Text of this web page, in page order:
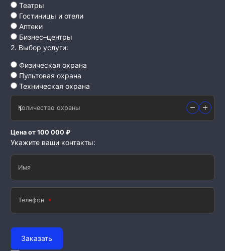
Театры
Гостиницы и отели
Аптеки
Бизнес–центры
2. Выбор услуги:
Физическая охрана
Пультовая охрана
Техническая охрана
Количество охраны
Цена от 100 000 ₽
Укажите ваши контакты:
Имя
Телефон
Заказать